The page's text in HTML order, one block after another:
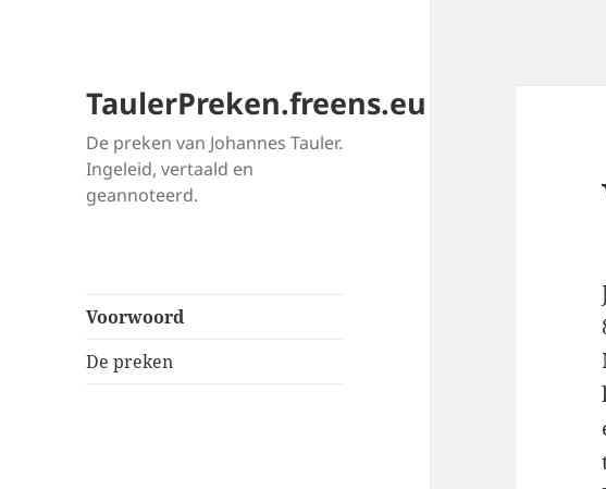
TaulerPreken.freens.eu
De preken van Johannes Tauler.
Ingeleid, vertaald en
geannoteerd.
Voorwoord
De preken